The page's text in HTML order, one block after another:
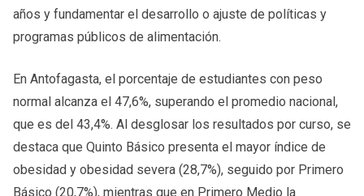
años y fundamentar el desarrollo o ajuste de políticas y
programas públicos de alimentación.
En Antofagasta, el porcentaje de estudiantes con peso
normal alcanza el 47,6%, superando el promedio nacional,
que es del 43,4%. Al desglosar los resultados por curso, se
destaca que Quinto Básico presenta el mayor índice de
obesidad y obesidad severa (28,7%), seguido por Primero
Básico (20,7%), mientras que en Primero Medio la